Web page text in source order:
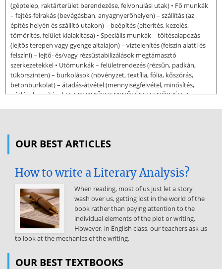
(géptelep, raktárterület berendezése, felvonulási utak) • Fő munkák
– fejtés-felrakás (bevágásban, anyagnyerőhelyen) – szállítás (az
építés helyén és szállító utakon) – beépítés (elterítés, kezelés,
tömörítés, felület kialakítása) • Speciális munkák – töltésalapozás
(lejtős terepen vagy gyenge altalajon) – víztelenítés (felszín alatti és
felszíni) – lejtő- és/vagy rézsűstabilizálások megtámasztó
szerkezetekkel • Utómunkák – felületrendezés (rézsűn, padkán,
tükörszinten) – burkolások (növényzet, textília, fólia, kőszórás,
betonburkolat) – átadás-átvétel (mennyiségfelvétel, minősítés,
pótlások, javítások) 5 FÖLDMŰVEK MINŐSÉGELLENŐRZÉSE 1.
mérés, szondázás, stb.) TEHERBÍRÁS – Teherbírási modulus • •
Statikus tárcsás mérés (E2 modulus) Dinamikus tárcsás mérések
(Evd vagy Ed modulus) 6 FÖLDMŰ A TERVEZŐ SZEMSZÖGÉBŐL • Mi
is a földmű az utas tervező szemszögéből? – „Homogén, izotróp,
végtelen féltér, melynek felszínén mérhető teherbírása legalább 40
N/mm2” – Miért nem foglalkoznak vele az utas tervezők ? • Nem
értenek hozzá ? • Nem fontos ? (ha tud 40 N/mm2-t, akkor minden
OK) KÉRDÉSEK – Mit lehet tenni? – Milyen eszközei vannak az utas
tervezőnek? – Mire kell / érdemes figyelni? – Melyek a leggyakoribb
FÖLDMŰ ÉPÍTÉSÉNEK FOLYAMATA • Töltéstalp, töltésalapozás
OUR BEST ARTICLES
How to write a Literary Analysis?
When reading, most of us just let a story
wash over us, getting lost in the world of the
book rather than paying attention to the
individual elements of the plot or writing.
However, in English class, our teachers ask us
to look at the mechanics of the writing.
OUR BEST TEXTBOOKS